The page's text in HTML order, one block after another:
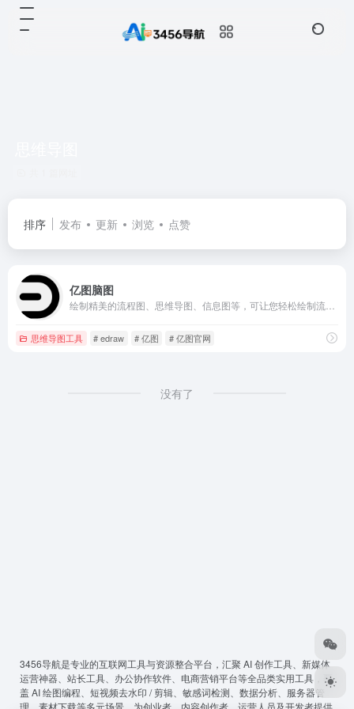
排序 发布 更新 浏览 点赞
亿图脑图
思维导图工具 # edraw # 亿图 # 亿图官网
没有了
3456导航是专业的互联网工具与资源整合平台，汇聚 AI 创作工具、新媒体
运营神器、站长工具、办公协作软件、电商营销平台等全品类实用工具，覆
盖 AI 绘图编程、短视频去水印 / 剪辑、敏感词检测、数据分析、服务器管
理、素材下载等多元场景，为创业者、内容创作者、运营人员及开发者提供